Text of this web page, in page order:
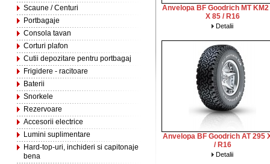
Scaune / Centuri
Portbagaje
Consola tavan
Corturi plafon
Cutii depozitare pentru portbagaj
Frigidere - racitoare
Baterii
Snorkele
Rezervoare
Accesorii electrice
Lumini suplimentare
Hard-top-uri, inchideri si capitonaje
bena
Anvelopa BF Goodrich MT KM2
X 85 / R16
Detalii
Anvelopa BF Goodrich AT 295
/ R16
Detalii